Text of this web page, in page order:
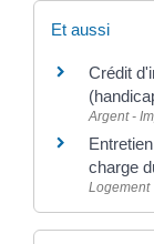
Et aussi
Crédit
Argent -
charge
Logement